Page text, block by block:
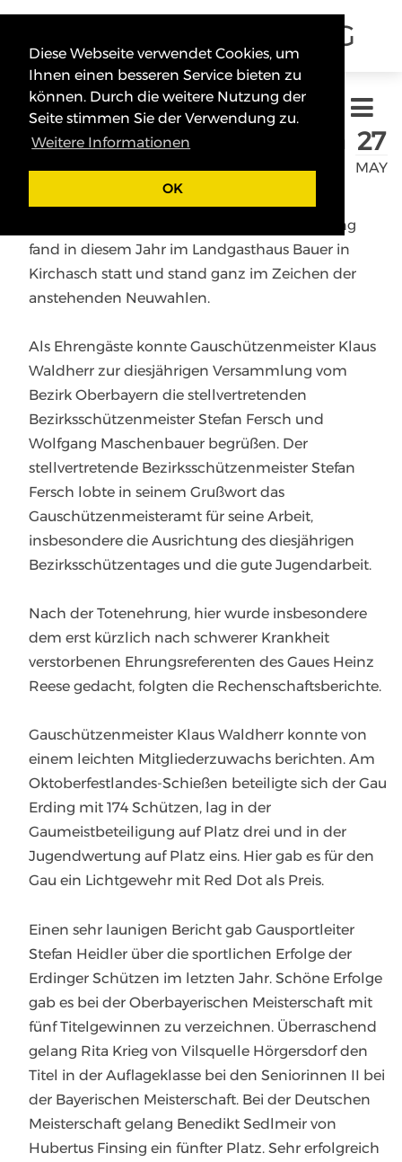
Diese Webseite verwendet Cookies, um
Ihnen einen besseren Service bieten zu
können. Durch die weitere Nutzung der
Seite stimmen Sie der Verwendung zu.
Weitere Informationen
OK
SCHÜTZENGAU ERDING
27
MAY
Gauversammlung des Schützengau
Erding
Die Gauversammlung des Schützengau Erding
fand in diesem Jahr im Landgasthaus Bauer in
Kirchasch statt und stand ganz im Zeichen der
anstehenden Neuwahlen.
Als Ehrengäste konnte Gauschützenmeister Klaus
Waldherr zur diesjährigen Versammlung vom
Bezirk Oberbayern die stellvertretenden
Bezirksschützenmeister Stefan Fersch und
Wolfgang Maschenbauer begrüßen. Der
stellvertretende Bezirksschützenmeister Stefan
Fersch lobte in seinem Grußwort das
Gauschützenmeisteramt für seine Arbeit,
insbesondere die Ausrichtung des diesjährigen
Bezirksschützentages und die gute Jugendarbeit.
Nach der Totenehrung, hier wurde insbesondere
dem erst kürzlich nach schwerer Krankheit
verstorbenen Ehrungsreferenten des Gaues Heinz
Reese gedacht, folgten die Rechenschaftsberichte.
Gauschützenmeister Klaus Waldherr konnte von
einem leichten Mitgliederzuwachs berichten. Am
Oktoberfestlandes-Schießen beteiligte sich der Gau
Erding mit 174 Schützen, lag in der
Gaumeistbeteiligung auf Platz drei und in der
Jugendwertung auf Platz eins. Hier gab es für den
Gau ein Lichtgewehr mit Red Dot als Preis.
Einen sehr launigen Bericht gab Gausportleiter
Stefan Heidler über die sportlichen Erfolge der
Erdinger Schützen im letzten Jahr. Schöne Erfolge
gab es bei der Oberbayerischen Meisterschaft mit
fünf Titelgewinnen zu verzeichnen. Überraschend
gelang Rita Krieg von Vilsquelle Hörgersdorf den
Titel in der Auflageklasse bei den Seniorinnen II bei
der Bayerischen Meisterschaft. Bei der Deutschen
Meisterschaft gelang Benedikt Sedlmeir von
Hubertus Finsing ein fünfter Platz. Sehr erfolgreich